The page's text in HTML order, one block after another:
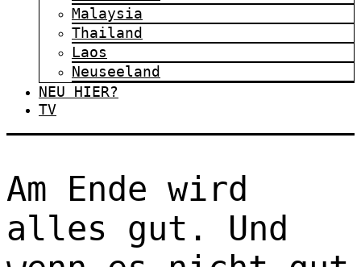
Malaysia
Thailand
Laos
Neuseeland
NEU HIER?
TV
Am Ende wird
alles gut. Und